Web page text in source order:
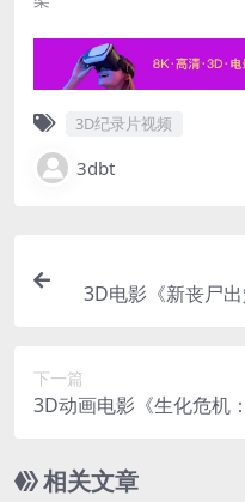
3D纪录片视频
3dbt
3D电影《新丧尸
下一篇
3D动画电影《生化危机
相关文章